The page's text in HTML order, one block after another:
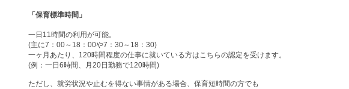
「保育標準時間」
一日11時間の利用が可能。
(主に7：00～18：00や7：30～18：30)
一ヶ月あたり、120時間程度の仕事に就いている方はこちらの認定を受けます。
(例：一日6時間、月20日勤務で120時間)
ただし、就労状況や止むを得ない事情がある場合、保育短時間の方でも